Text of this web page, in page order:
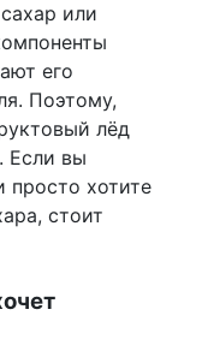
или
его
Поэтому,
лёд
Если вы
просто хотите
стоит